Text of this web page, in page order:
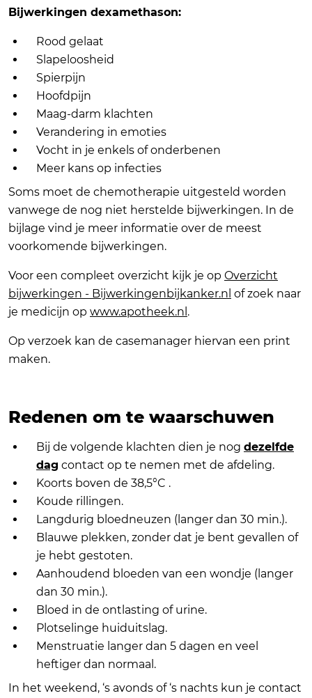
Bijwerkingen dexamethason:
Rood gelaat
Slapeloosheid
Spierpijn
Hoofdpijn
Maag-darm klachten
Verandering in emoties
Vocht in je enkels of onderbenen
Meer kans op infecties
Soms moet de chemotherapie uitgesteld worden
vanwege de nog niet herstelde bijwerkingen. In de
bijlage vind je meer informatie over de meest
voorkomende bijwerkingen.
Voor een compleet overzicht kijk je op Overzicht
bijwerkingen - Bijwerkingenbijkanker.nl of zoek naar
je medicijn op www.apotheek.nl .
Op verzoek kan de casemanager hiervan een print
maken.
Redenen om te waarschuwen
Bij de volgende klachten dien je nog dezelfde
dag contact op te nemen met de afdeling.
Koorts boven de 38,5°C .
Koude rillingen.
Langdurig bloedneuzen (langer dan 30 min.).
Blauwe plekken, zonder dat je bent gevallen of
je hebt gestoten.
Aanhoudend bloeden van een wondje (langer
dan 30 min.).
Bloed in de ontlasting of urine.
Plotselinge huiduitslag.
Menstruatie langer dan 5 dagen en veel
heftiger dan normaal.
In het weekend, ‘s avonds of ‘s nachts kun je contact